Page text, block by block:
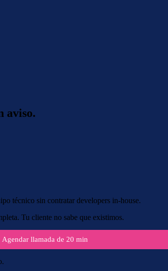
aviso.
técnico sin contratar developers in-house.
Tu cliente no sabe que existimos.
Agendar llamada de 20 min